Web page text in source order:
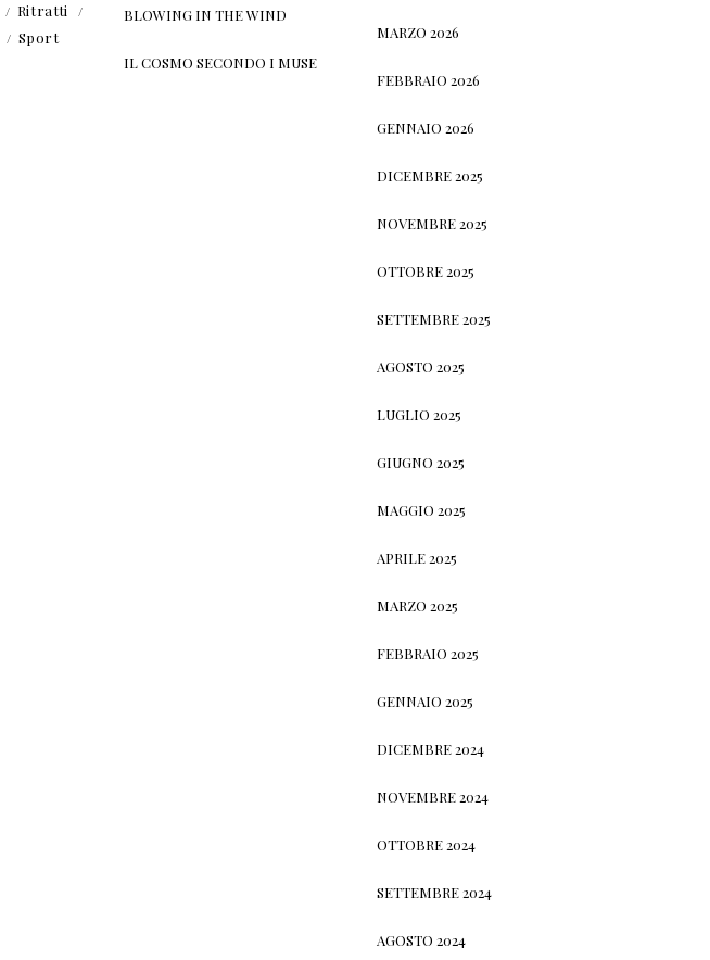
Ritratti
Sport
BLOWING IN THE WIND
IL COSMO SECONDO I MUSE
MARZO 2026
FEBBRAIO 2026
GENNAIO 2026
DICEMBRE 2025
NOVEMBRE 2025
OTTOBRE 2025
SETTEMBRE 2025
AGOSTO 2025
LUGLIO 2025
GIUGNO 2025
MAGGIO 2025
APRILE 2025
MARZO 2025
FEBBRAIO 2025
GENNAIO 2025
DICEMBRE 2024
NOVEMBRE 2024
OTTOBRE 2024
SETTEMBRE 2024
AGOSTO 2024